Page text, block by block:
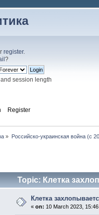
register.
?
session length
Register
» Российско-украинская война (с
Topic: Клетка
Клетка
«on: 10 March 2023,